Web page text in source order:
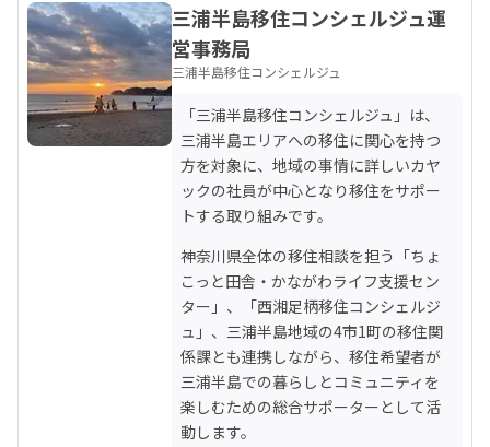
三浦半島移住コンシェルジュ運
営事務局
三浦半島移住コンシェルジュ
「三浦半島移住コンシェルジュ」は、
三浦半島エリアへの移住に関心を持つ
方を対象に、地域の事情に詳しいカヤ
ックの社員が中心となり移住をサポー
トする取り組みです。
神奈川県全体の移住相談を担う「ちょ
こっと田舎・かながわライフ支援セン
ター」、「西湘足柄移住コンシェルジ
ュ」、三浦半島地域の4市1町の移住関
係課とも連携しながら、移住希望者が
三浦半島での暮らしとコミュニティを
楽しむための総合サポーターとして活
動します。